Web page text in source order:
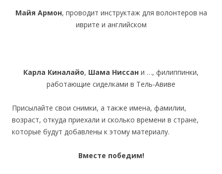
Майя Армон, проводит инструктаж для волонтеров на
иврите и английском
Карла Киналайо, Шама Ниссан и …, филиппинки,
работающие сиделками в Тель-Авиве
Присылайте свои снимки, а также имена, фамилии,
возраст, откуда приехали и сколько времени в стране,
которые будут добавлены к этому материалу.
Вместе победим!